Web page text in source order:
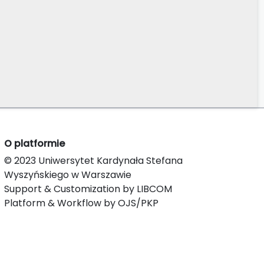
O platformie
© 2023 Uniwersytet Kardynała Stefana
Wyszyńskiego w Warszawie
Support & Customization by LIBCOM
Platform & Workflow by OJS/PKP